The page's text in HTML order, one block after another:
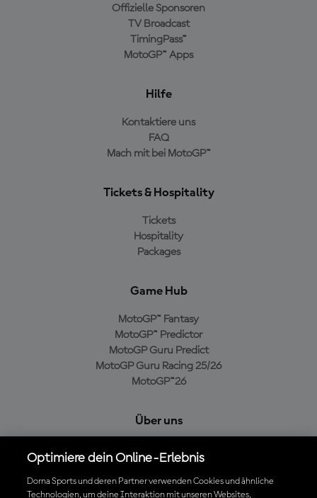
Offizielle Sponsoren
TV Broadcast
TimingPass™
MotoGP™ Apps
Hilfe
Kontaktiere uns
FAQ
Mach mit bei MotoGP™
Tickets & Hospitality
Tickets
Hospitality
Packages
Game Hub
MotoGP™ Fantasy
MotoGP™ Predictor
MotoGP Guru Predict
MotoGP Guru Racing 25/26
MotoGP™26
Über uns
Cookie-Richtlinien
Geschäftsbedingungen
Optimiere dein Online-Erlebnis
Dorna Sports und deren Partner verwenden Cookies und ähnliche
Technologien, um deine Interaktion mit unseren Websites,